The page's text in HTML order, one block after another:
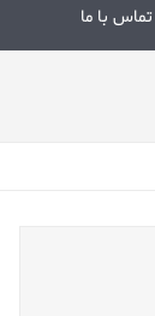
تماس با ما